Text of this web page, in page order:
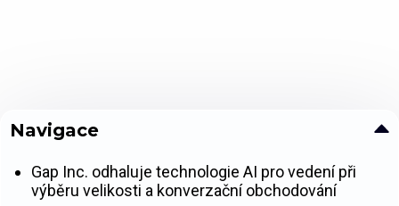
Navigace
Gap Inc. odhaluje technologie AI pro vedení při
výběru velikosti a konverzační obchodování